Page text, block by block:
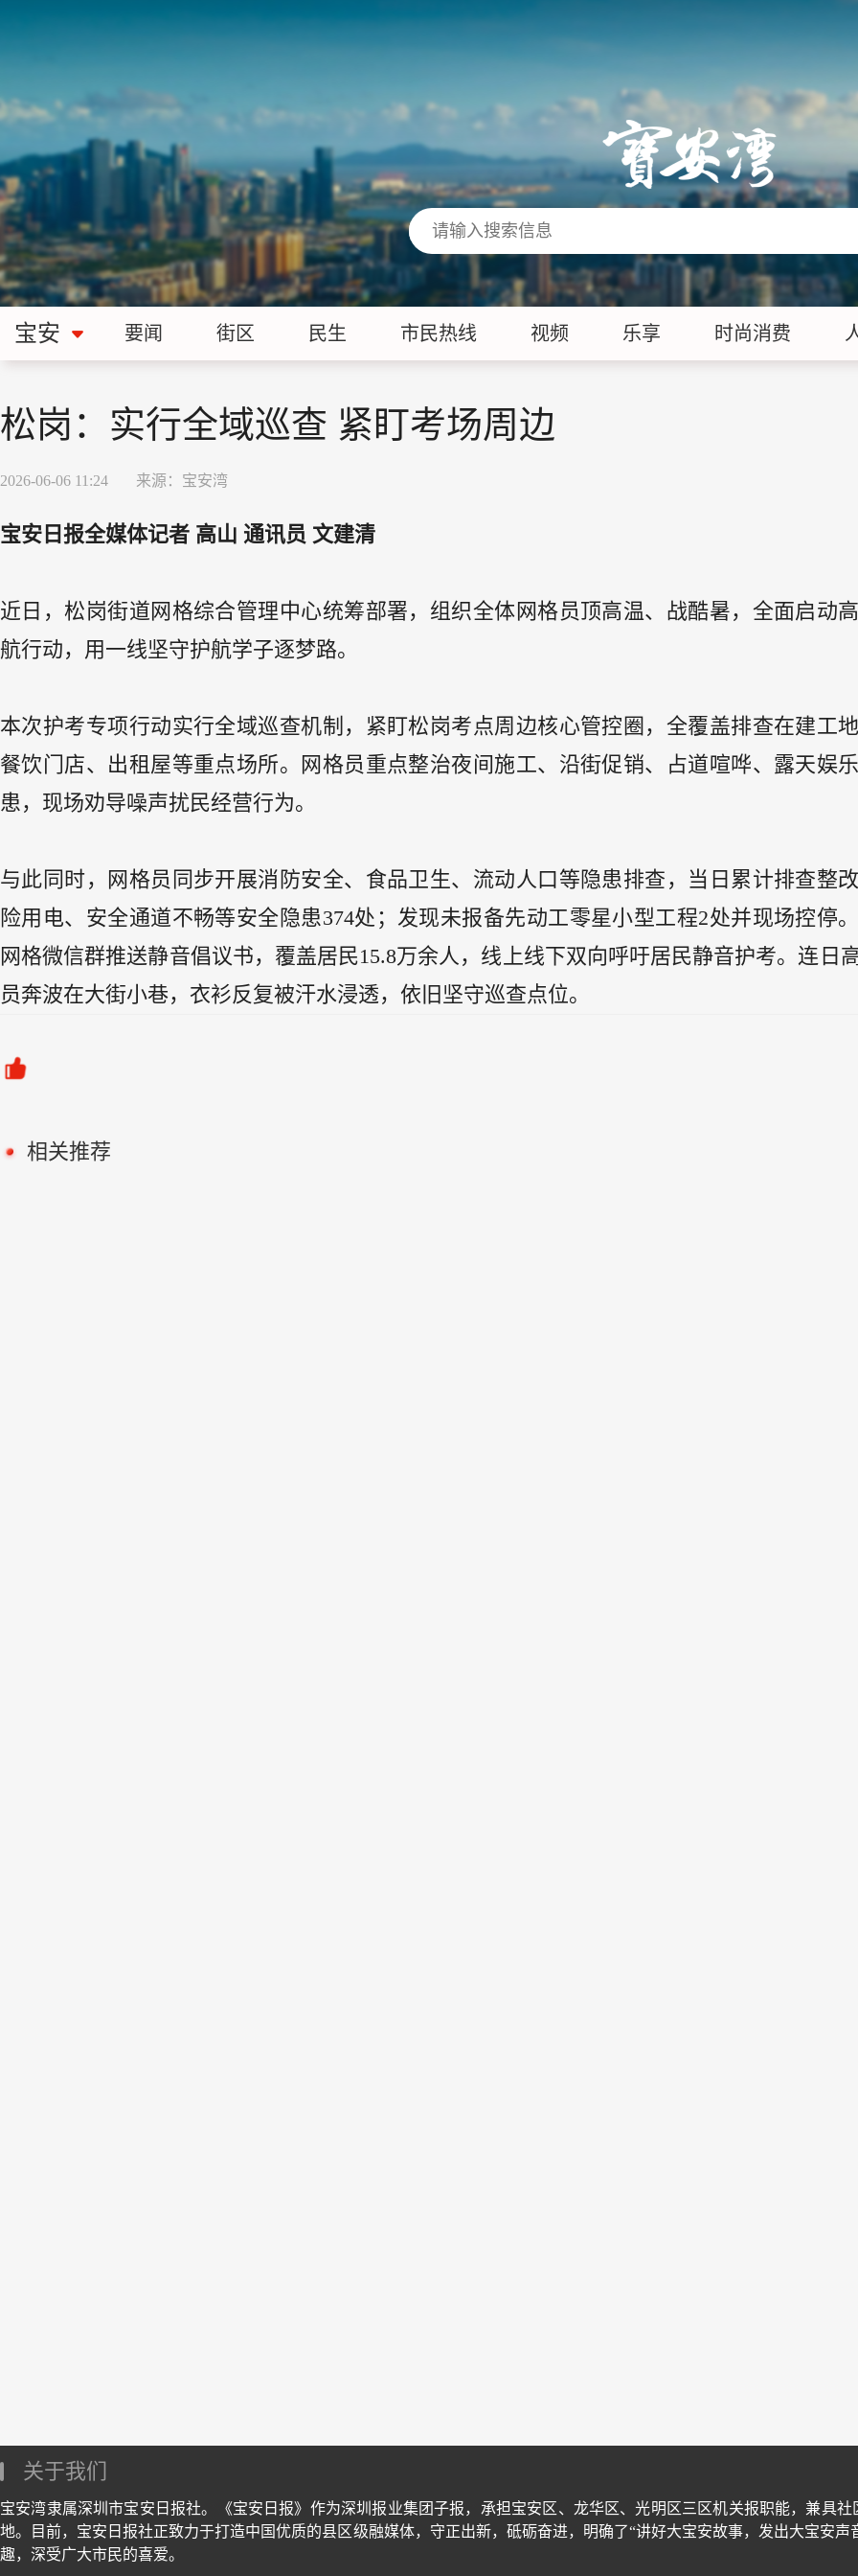
宝安 要闻 街区 民生 市民热线 视频 乐享 时尚消费
松岗：实行全域巡查 紧盯考场周边
2026-06-06 11:24 来源： 宝安湾
宝安日报全媒体记者 高山 通讯员 文建清
近日，松岗街道网格综合管理中心统筹部署，组织全体网格员顶高温、战酷暑，全面启动
航行动，用一线坚守护航学子逐梦路。
本次护考专项行动实行全域巡查机制，紧盯松岗考点周边核心管控圈，全覆盖排查在建工
餐饮门店、出租屋等重点场所。网格员重点整治夜间施工、沿街促销、占道喧哗、露天娱
患，现场劝导噪声扰民经营行为。
与此同时，网格员同步开展消防安全、食品卫生、流动人口等隐患排查，当日累计排查整
险用电、安全通道不畅等安全隐患374处；发现未报备先动工零星小型工程2处并现场控停
网格微信群推送静音倡议书，覆盖居民15.8万余人，线上线下双向呼吁居民静音护考。连日
员奔波在大街小巷，衣衫反复被汗水浸透，依旧坚守巡查点位。
相关推荐
关于我们
宝安湾隶属深圳市宝安日报社。《宝安日报》作为深圳报业集团子报，承担宝安区、龙华区、光明区三区机关报职能，兼具
地。目前，宝安日报社正致力于打造中国优质的县区级融媒体，守正出新，砥砺奋进，明确了“讲好大宝安故事，发出大宝安
趣，深受广大市民的喜爱。